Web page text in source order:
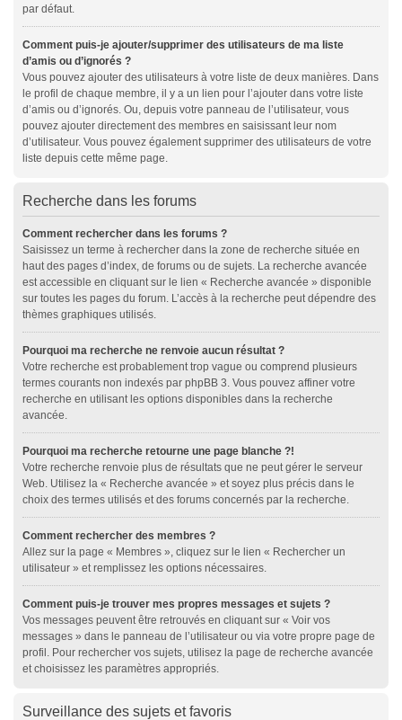
par défaut.
Comment puis-je ajouter/supprimer des utilisateurs de ma liste
d’amis ou d’ignorés ?
Vous pouvez ajouter des utilisateurs à votre liste de deux manières. Dans
le profil de chaque membre, il y a un lien pour l’ajouter dans votre liste
d’amis ou d’ignorés. Ou, depuis votre panneau de l’utilisateur, vous
pouvez ajouter directement des membres en saisissant leur nom
d’utilisateur. Vous pouvez également supprimer des utilisateurs de votre
liste depuis cette même page.
Recherche dans les forums
Comment rechercher dans les forums ?
Saisissez un terme à rechercher dans la zone de recherche située en
haut des pages d’index, de forums ou de sujets. La recherche avancée
est accessible en cliquant sur le lien « Recherche avancée » disponible
sur toutes les pages du forum. L’accès à la recherche peut dépendre des
thèmes graphiques utilisés.
Pourquoi ma recherche ne renvoie aucun résultat ?
Votre recherche est probablement trop vague ou comprend plusieurs
termes courants non indexés par phpBB 3. Vous pouvez affiner votre
recherche en utilisant les options disponibles dans la recherche
avancée.
Pourquoi ma recherche retourne une page blanche ?!
Votre recherche renvoie plus de résultats que ne peut gérer le serveur
Web. Utilisez la « Recherche avancée » et soyez plus précis dans le
choix des termes utilisés et des forums concernés par la recherche.
Comment rechercher des membres ?
Allez sur la page « Membres », cliquez sur le lien « Rechercher un
utilisateur » et remplissez les options nécessaires.
Comment puis-je trouver mes propres messages et sujets ?
Vos messages peuvent être retrouvés en cliquant sur « Voir vos
messages » dans le panneau de l’utilisateur ou via votre propre page de
profil. Pour rechercher vos sujets, utilisez la page de recherche avancée
et choisissez les paramètres appropriés.
Surveillance des sujets et favoris